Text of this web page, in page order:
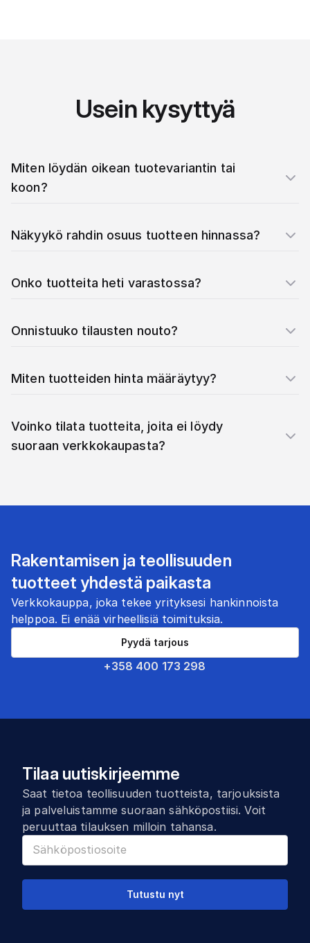
Usein kysyttyä
Miten löydän oikean tuotevariantin tai
koon?
Näkyykö rahdin osuus tuotteen hinnassa?
Onko tuotteita heti varastossa?
Onnistuuko tilausten nouto?
Miten tuotteiden hinta määräytyy?
Voinko tilata tuotteita, joita ei löydy
suoraan verkkokaupasta?
Rakentamisen ja teollisuuden
tuotteet yhdestä paikasta
Verkkokauppa, joka tekee yrityksesi hankinnoista
helppoa. Ei enää virheellisiä toimituksia.
+358 400 173 298
Pyydä tarjous
Tilaa uutiskirjeemme
Saat tietoa teollisuuden tuotteista, tarjouksista
ja palveluistamme suoraan sähköpostiisi. Voit
peruuttaa tilauksen milloin tahansa.
Tutustu nyt